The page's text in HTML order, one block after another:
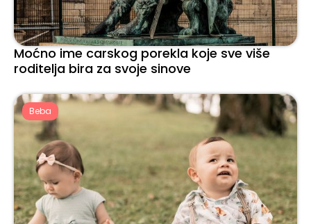
Moćno ime carskog porekla koje sve više
roditelja bira za svoje sinove
Beba